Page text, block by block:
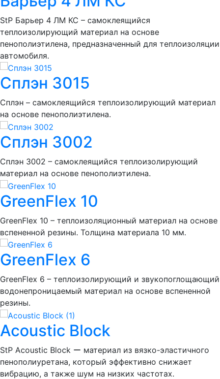
StP Барьер 4 ЛМ КС – самоклеящийся
теплоизолирующий материал на основе
пенополиэтилена, предназначенный для теплоизоляции
автомобиля.
Сплэн 3015
Сплэн – самоклеящийся теплоизолирующий материал
на основе пенополиэтилена.
Сплэн 3002
Сплэн 3002 – самоклеящийся теплоизолирующий
материал на основе пенополиэтилена.
GreenFlex 10
GreenFlex 10 – теплоизоляционный материал на основе
вспененной резины. Толщина материала 10 мм.
GreenFlex 6
GreenFlex 6 – теплоизолирующий и звукопоглощающий
водонепроницаемый материал на основе вспененной
резины.
Acoustic Block
StP Acoustic Block ー материал из вязко-эластичного
пенополиуретана, который эффективно снижает
вибрацию, а также шум на низких частотах.